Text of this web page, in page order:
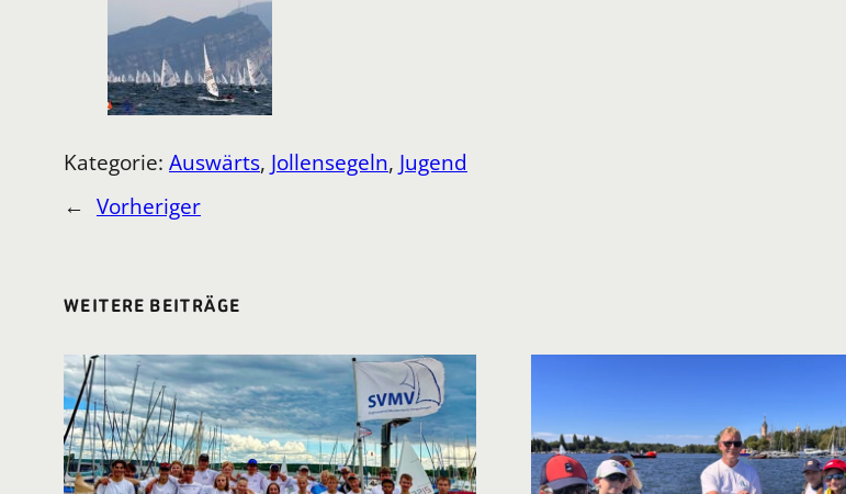
Kategorie: Auswärts, Jollensegeln, Jugend
← Vorheriger
WEITERE BEITRÄGE